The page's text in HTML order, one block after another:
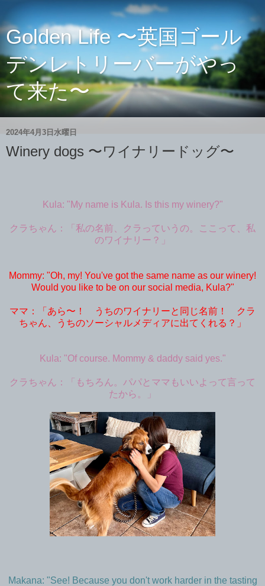
Golden Life 〜英国ゴール
デンレトリーバーがやっ
て来た〜
2024年4月3日水曜日
Winery dogs 〜ワイナリードッグ〜
Kula: "My name is Kula. Is this my winery?"
クラちゃん：「私の名前、クラっていうの。ここって、私
のワイナリー？」
Mommy: "Oh, my! You've got the same name as our winery!
Would you like to be on our social media, Kula?"
ママ：「あら〜！ うちのワイナリーと同じ名前！ クラ
ちゃん、うちのソーシャルメディアに出てくれる？」
Kula: "Of course. Mommy & daddy said yes."
クラちゃん：「もちろん。パパとママもいいよって言って
たから。」
Makana: "See! Because you don't work harder in the tasting